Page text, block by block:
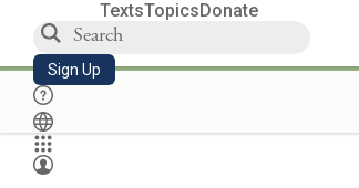
TextsTopicsDonate
Sign Up